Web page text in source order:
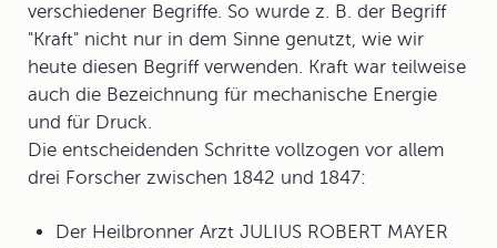
verschiedener Begriffe. So wurde z. B. der Begriff
"Kraft" nicht nur in dem Sinne genutzt, wie wir
heute diesen Begriff verwenden. Kraft war teilweise
auch die Bezeichnung für mechanische Energie
und für Druck.
Die entscheidenden Schritte vollzogen vor allem
drei Forscher zwischen 1842 und 1847:
Der Heilbronner Arzt JULIUS ROBERT MAYER